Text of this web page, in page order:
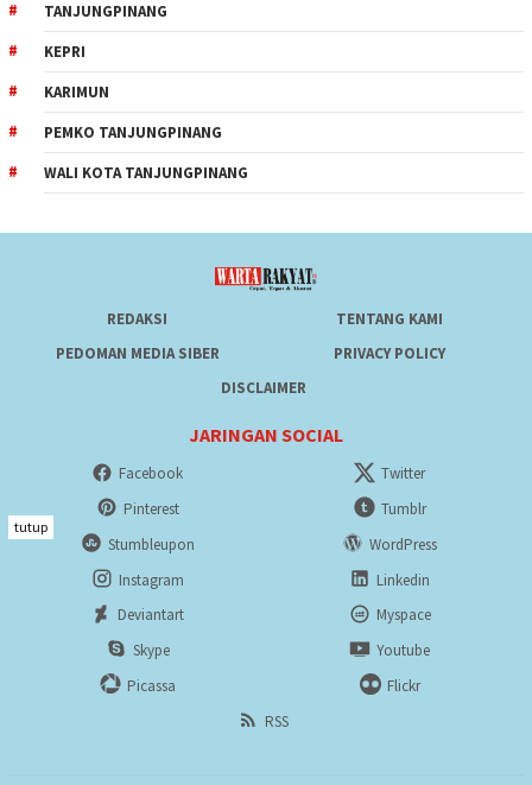
TANJUNGPINANG
KEPRI
KARIMUN
PEMKO TANJUNGPINANG
WALI KOTA TANJUNGPINANG
REDAKSI
TENTANG KAMI
PEDOMAN MEDIA SIBER
PRIVACY POLICY
DISCLAIMER
JARINGAN SOCIAL
Facebook
Twitter
Pinterest
Tumblr
Stumbleupon
WordPress
Instagram
Linkedin
Deviantart
Myspace
Skype
Youtube
Picassa
Flickr
RSS
tutup